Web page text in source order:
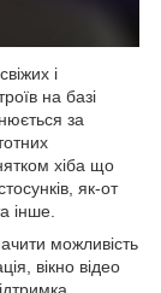
і
на базі
за
хіба що
як-от
інше.
можливість
вікно відео